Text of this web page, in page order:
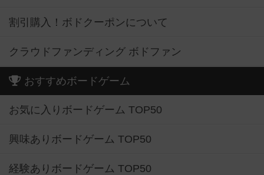
割引購入！ボドクーポンについて
クラウドファンディング ボドファン
おすすめボードゲーム
お気に入りボードゲーム TOP50
興味ありボードゲーム TOP50
経験ありボードゲーム TOP50